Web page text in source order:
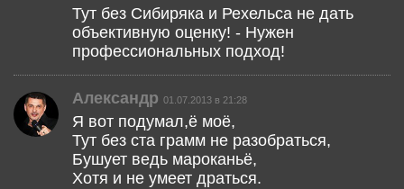
Тут без Сибиряка и Рехельса не дать
объективную оценку! - Нужен
профессиональных подход!
Александр 01.07.2013 в 21:28
Я вот подумал,ё моё,
Тут без ста грамм не разобраться,
Бушует ведь мароканьё,
Хотя и не умеет драться.